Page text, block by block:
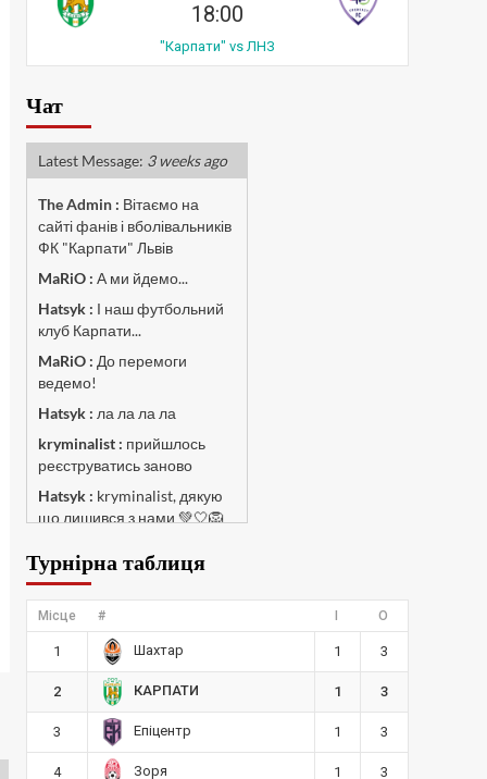
18:00
"Карпати" vs ЛНЗ
Чат
Latest Message: 3 weeks ago
The Admin: Вітаємо на
сайті фанів і вболівальників
ФК "Карпати" Львів
MaRiO : А ми йдемо...
Hatsyk : І наш футбольний
клуб Карпати...
MaRiO : До перемоги
ведемо!
Hatsyk : ла ла ла ла
kryminalist : прийшлось
реєструватись заново
Hatsyk : kryminalist, дякую
що лишився з нами 💚🤍🦁
оживає, то добре!
MaRiO :Знов у клубі
бардак...
Hatsyk :
Все буде добре
Torsida_LEMBERG_1963 :
Всім привіт, знову з вами)
Hatsyk :
Torsida_LEMBERG_1963 ,
Турнірна таблиця
Місце # О
1 Шахтар 1 3
2 КАРПАТИ 1 3
3 Епіцентр 1 3
4 Зоря 1 3